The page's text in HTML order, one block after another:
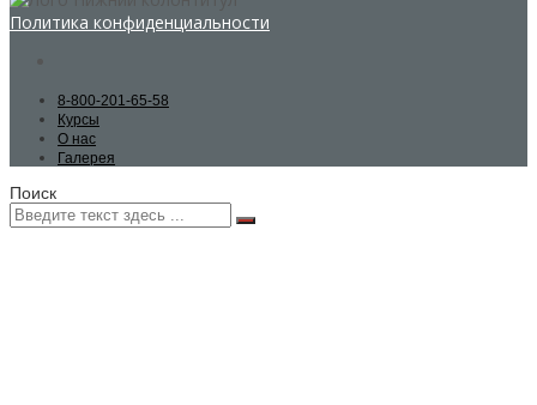
Политика конфиденциальности
8-800-201-65-58
Курсы
О нас
Галерея
Поиск